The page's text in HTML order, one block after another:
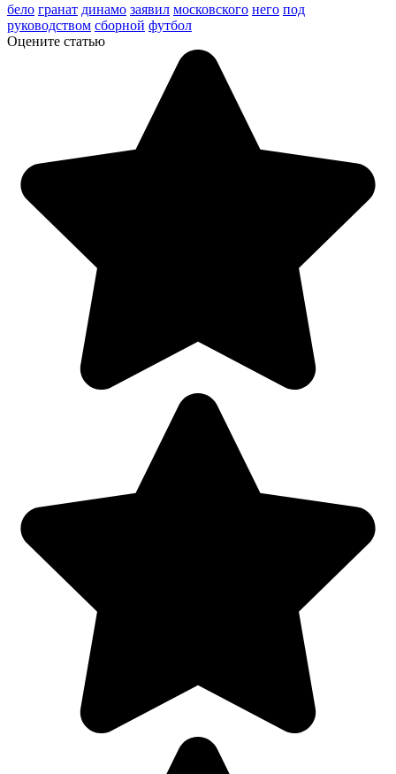
бело гранат динамо заявил московского него под
руководством сборной футбол
Оцените статью